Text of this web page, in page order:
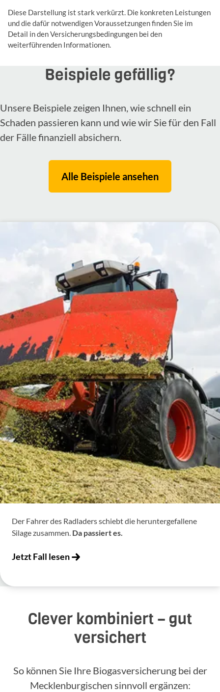
Diese Darstellung ist stark verkürzt. Die konkreten Leistungen
und die dafür notwendigen Voraussetzungen finden Sie im
Detail in den Versicherungsbedingungen bei den
weiterführenden Informationen.
Beispiele gefällig?
Unsere Beispiele zeigen Ihnen, wie schnell ein
Schaden passieren kann und wie wir Sie für den Fall
der Fälle finanziell absichern.
Alle Beispiele ansehen
Der Fahrer des Radladers schiebt die heruntergefallene
Silage zusammen. Da passiert es.
Jetzt Fall lesen
Clever kombiniert – gut
versichert
So können Sie Ihre Biogasversicherung bei der
Mecklenburgischen sinnvoll ergänzen: